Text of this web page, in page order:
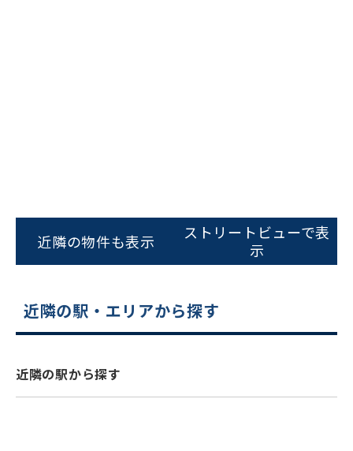
スムーズにご案内できます
0120-620-213
電話でお問い合わせ
近隣の物件も表示
ストリートビューで表
示
近隣の駅・エリアから探す
近隣の駅から探す